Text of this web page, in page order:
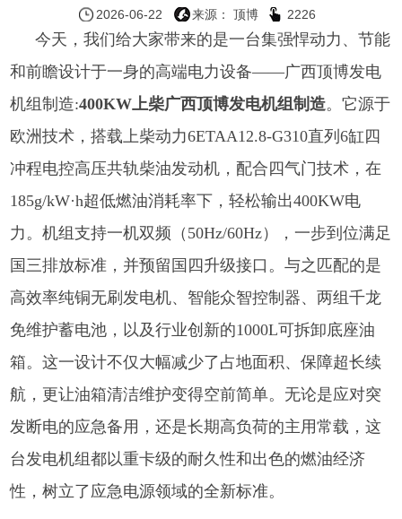
2026-06-22 来源： 顶博 2226
今天，我们给大家带来的是一台集强悍动力、节能
和前瞻设计于一身的高端电力设备——广西顶博发电
机组制造:400KW上柴广西顶博发电机组制造。它源于
欧洲技术，搭载上柴动力6ETAA12.8-G310直列6缸四
冲程电控高压共轨柴油发动机，配合四气门技术，在
185g/kW·h超低燃油消耗率下，轻松输出400KW电
力。机组支持一机双频（50Hz/60Hz），一步到位满足
国三排放标准，并预留国四升级接口。与之匹配的是
高效率纯铜无刷发电机、智能众智控制器、两组千龙
免维护蓄电池，以及行业创新的1000L可拆卸底座油
箱。这一设计不仅大幅减少了占地面积、保障超长续
航，更让油箱清洁维护变得空前简单。无论是应对突
发断电的应急备用，还是长期高负荷的主用常载，这
台发电机组都以重卡级的耐久性和出色的燃油经济
性，树立了应急电源领域的全新标准。